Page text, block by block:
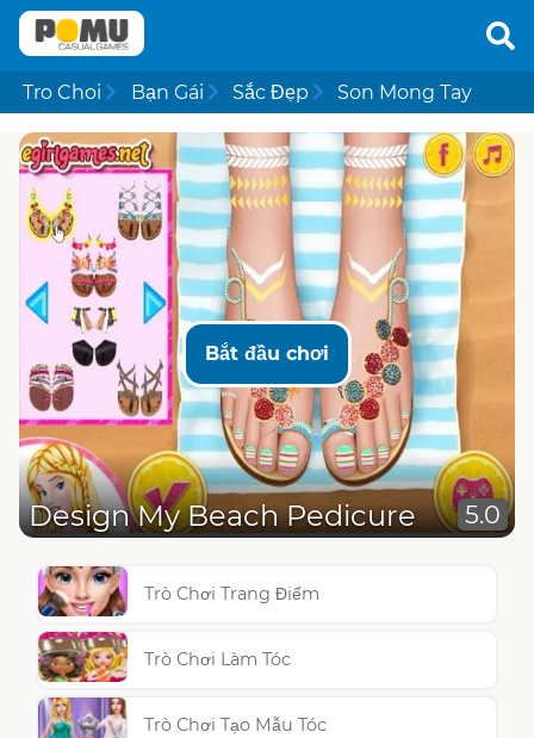
Tro Choi Bạn Gái Sắc Đẹp Son Mong Tay
Bắt đầu chơi
Design My Beach Pedicure 5.0
Trò Chơi Trang Điểm
Trò Chơi Làm Tóc
Trò Chơi Tạo Mẫu Tóc